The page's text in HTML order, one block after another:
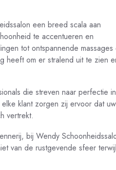
een breed scala aan
te accentueren en
tot ontspannende massages
heeft om er stralend uit te zien
die streven naar perfectie in
klant zorgen zij ervoor dat uw
vertrekt.
bij Wendy
van de rustgevende sfeer terwijl